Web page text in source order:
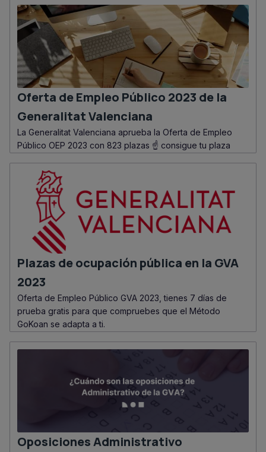
Oferta de Empleo Público 2023 de la
Generalitat Valenciana
La Generalitat Valenciana aprueba la Oferta de Empleo
Público OEP 2023 con 823 plazas ☝️ consigue tu plaza
Plazas de ocupación pública en la GVA
2023
Oferta de Empleo Público GVA 2023, tienes 7 días de
prueba gratis para que compruebes que el Método
GoKoan se adapta a ti.
Oposiciones Administrativo